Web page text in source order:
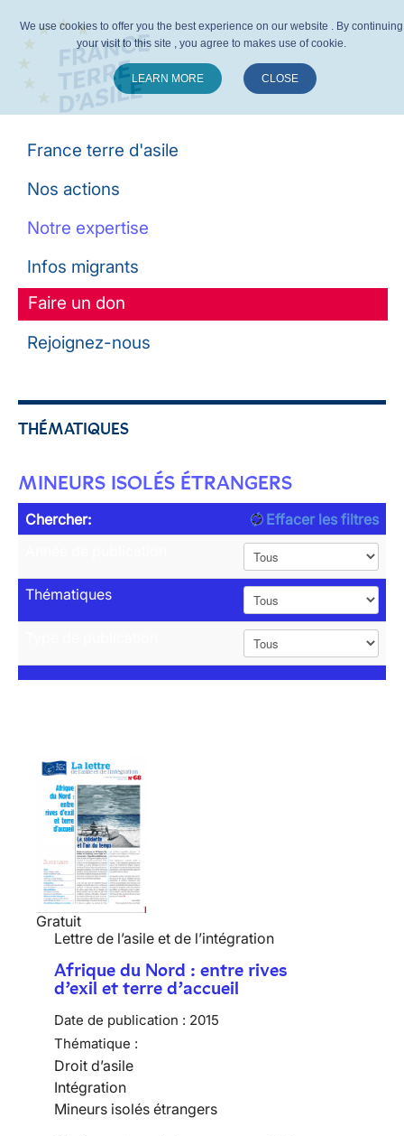
France terre d'asile
Nos actions
Notre expertise
Infos migrants
Faire un don
Rejoignez-nous
THÉMATIQUES
MINEURS ISOLÉS ÉTRANGERS
Chercher:
Effacer les filtres
Thématiques
Gratuit
Lettre de l’asile et de l’intégration
Afrique du Nord : entre rives
d’exil et terre d’accueil
Date de publication : 2015
Thématique :
Droit d’asile
Intégration
Mineurs isolés étrangers
We use cookies to offer you the best experience on our website . By continuing
your visit to this site , you agree to makes use of cookie.
LEARN MORE CLOSE